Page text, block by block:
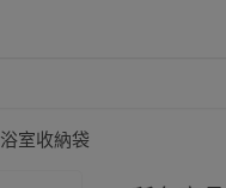
浴室收納袋